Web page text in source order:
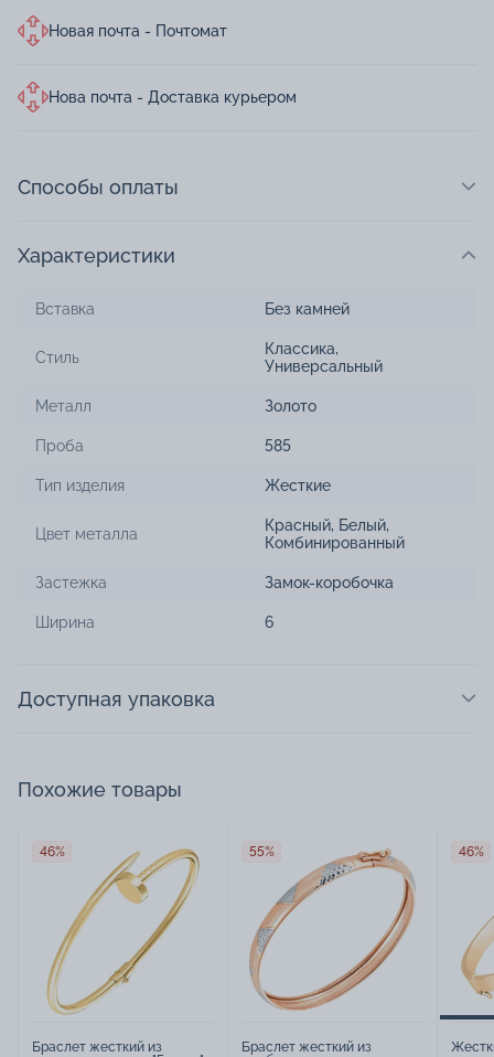
Новая почта - Почтомат
Нова почта - Доставка курьером
Способы оплаты
Характеристики
Вставка Без камней
Стиль Классика,
Универсальный
Металл Золото
Проба 585
Тип изделия Жесткие
Цвет металла Красный, Белый,
Комбинированный
Застежка Замок-коробочка
Ширина 6
Доступная упаковка
Похожие товары
46%
Браслет жесткий из
55%
Браслет жесткий из
46%